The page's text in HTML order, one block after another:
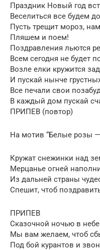
Праздник Новый год
Веселиться все будем
Пусть трещит мороз,
Пляшем и поем!
Поздравления льются
Всем сегодня не будет
Возле елки кружится
И пускай нынче
Все печали свои
В каждый дом пускай
ПРИПЕВ (повтор)
На мотив “Белые розы
Кружат снежинки над
Мерцанье огней
Из дальней страны
Спешит, чтоб
ПРИПЕВ
Сказочной ночью в
Мы вам желаем, чтоб
Под бой курантов и